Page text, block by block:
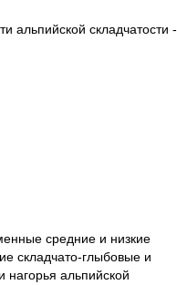
альпийской складчатости -
средние и низкие
складчато-глыбовые и
нагорья альпийской